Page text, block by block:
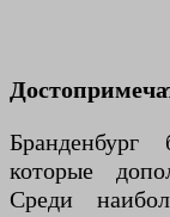
Бранденбург
которые
Среди